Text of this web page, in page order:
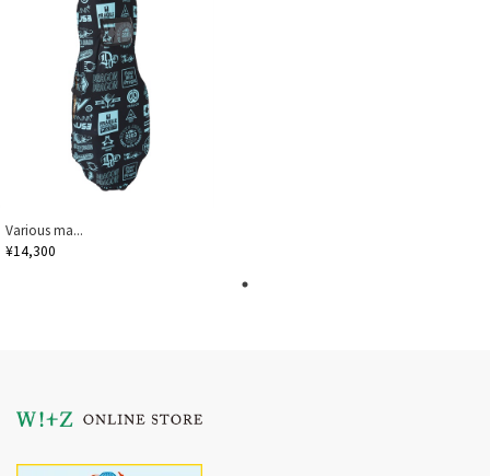
Various ma...
¥14,300